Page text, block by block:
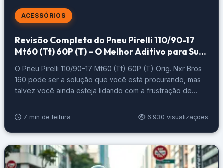
ACESSÓRIOS
Revisão Completa do Pneu Pirelli 110/90-17
Mt60 (Tt) 60P (T) – O Melhor Aditivo para Sua
O Pneu Pirelli 110/90-17 Mt60 (Tt) 60P (T) Orig. Nxr Bros
160 pode ser a solução que você está procurando, mas
talvez você ainda esteja lidando com a frustração de
adequados, especialmente em diferentes tipos de
terreno. Você pode ter experiências ruins ao tentar dirigir
em estradas escorregadias […]
7 min de leitura 6.930 visualizações